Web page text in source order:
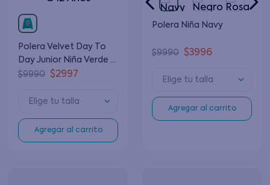
Polera Velvet Day To
Day Junior Niña Verde 8
a 12 Años
$9990 $2997
Elige tu talla
Agregar al carrito
Polera Niña Navy
$9990 $3996
Elige tu talla
Agregar al carrito